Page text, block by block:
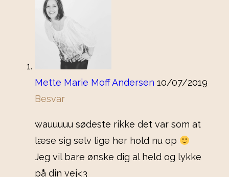
Mette Marie Moff Andersen 10/07/2019
Besvar
wauuuuu sødeste rikke det var som at
læse sig selv lige her hold nu op
Jeg vil bare ønske dig al held og lykke
på din vej<3